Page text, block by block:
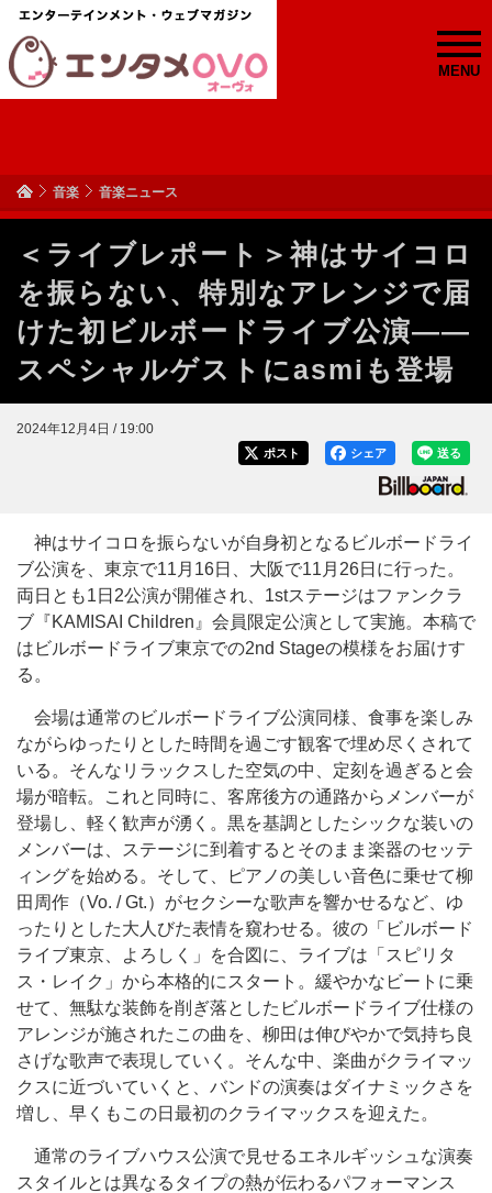
MENU
音楽 音楽ニュース
＜ライブレポート＞神はサイコロ
を振らない、特別なアレンジで届
けた初ビルボードライブ公演――
スペシャルゲストにasmiも登場
2024年12月4日 / 19:00
送る
シェア
ポスト
神はサイコロを振らないが自身初となるビルボードライ
ブ公演を、東京で11月16日、大阪で11月26日に行った。
両日とも1日2公演が開催され、1stステージはファンクラ
ブ『KAMISAI Children』会員限定公演として実施。本稿で
はビルボードライブ東京での2nd Stageの模様をお届けす
る。
会場は通常のビルボードライブ公演同様、食事を楽しみ
ながらゆったりとした時間を過ごす観客で埋め尽くされて
いる。そんなリラックスした空気の中、定刻を過ぎると会
場が暗転。これと同時に、客席後方の通路からメンバーが
登場し、軽く歓声が湧く。黒を基調としたシックな装いの
メンバーは、ステージに到着するとそのまま楽器のセッテ
ィングを始める。そして、ピアノの美しい音色に乗せて柳
田周作（Vo. / Gt.）がセクシーな歌声を響かせるなど、ゆ
ったりとした大人びた表情を窺わせる。彼の「ビルボード
ライブ東京、よろしく」を合図に、ライブは「スピリタ
ス・レイク」から本格的にスタート。緩やかなビートに乗
せて、無駄な装飾を削ぎ落としたビルボードライブ仕様の
アレンジが施されたこの曲を、柳田は伸びやかで気持ち良
さげな歌声で表現していく。そんな中、楽曲がクライマッ
クスに近づいていくと、バンドの演奏はダイナミックさを
増し、早くもこの日最初のクライマックスを迎えた。
通常のライブハウス公演で見せるエネルギッシュな演奏
スタイルとは異なるタイプの熱が伝わるパフォーマンス